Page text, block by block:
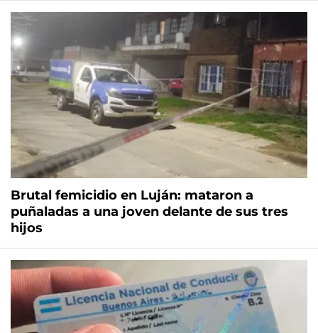
Brutal femicidio en Luján: mataron a
puñaladas a una joven delante de sus tres
hijos